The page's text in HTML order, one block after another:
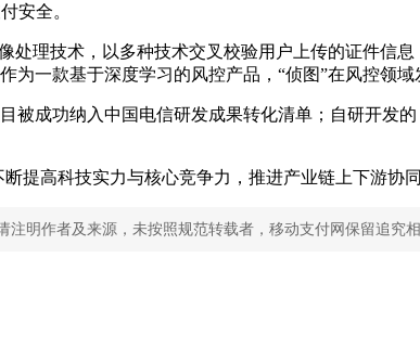
安全。
处理技术，以多种技术交叉校验用户上传的证件信
为一款基于深度学习的风控产品，“侦图”在风控领域
被成功纳入中国电信研发成果转化清单；自研开发
提高科技实力与核心竞争力，推进产业链上下游协
明作者及来源，未按照规范转载者，移动支付网保留追究相